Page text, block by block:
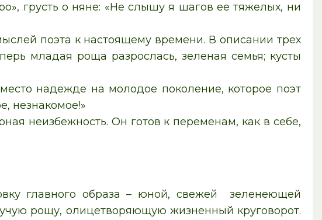
грусть о няне: «Не слышу я шагов ее тяжелых, ни
поэта к настоящему времени. В описании трех
младая роща разрослась, зеленая семья; кусты
надежде на молодое поколение, которое поэт
незнакомое!»
неизбежность. Он готов к переменам, как в себе,
главного образа – юной, свежей зеленеющей
рощу, олицетворяющую жизненный круговорот.